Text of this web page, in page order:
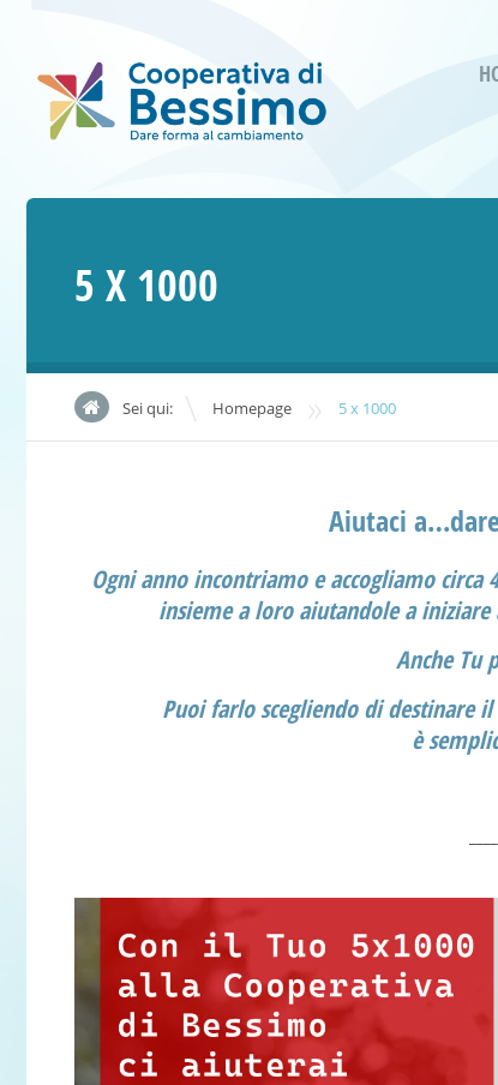
5 X 1000
Sei qui: Homepage » 5 x 1000
Aiutaci
Ogni anno incontriamo e accogliamo circa
insieme a loro aiutandole a
Anche Tu
Puoi farlo scegliendo di destinare il
è